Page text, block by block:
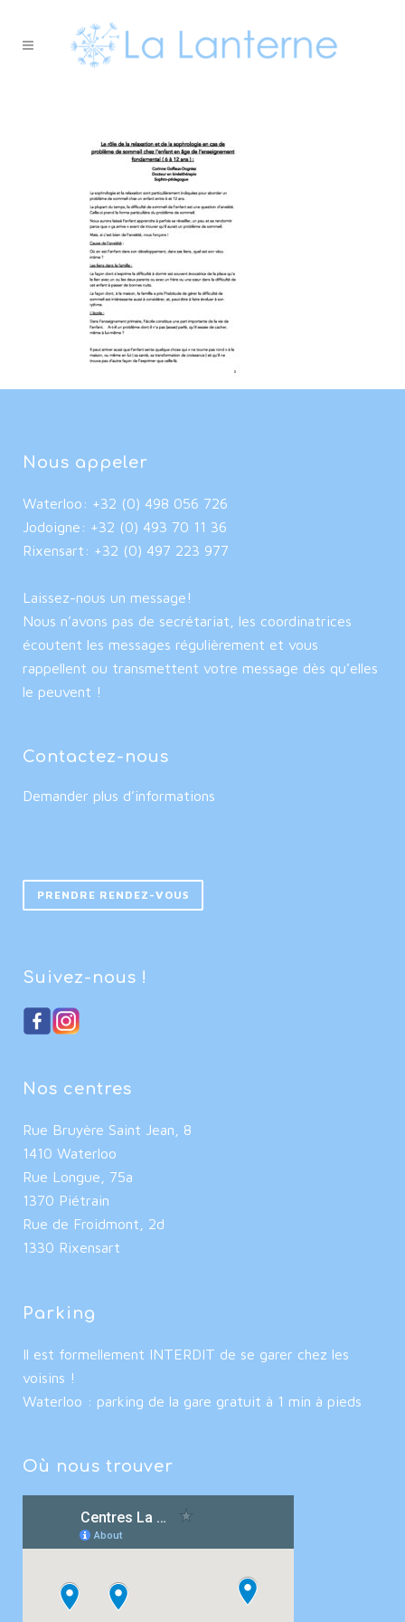
Nous appeler
Waterloo: +32 (0) 498 056 726
Jodoigne: +32 (0) 493 70 11 36
Rixensart: +32 (0) 497 223 977
Laissez-nous un message!
Nous n’avons pas de secrétariat, les coordinatrices
écoutent les messages régulièrement et vous
rappellent ou transmettent votre message dès qu’elles
le peuvent !
Contactez-nous
Demander plus d’informations
PRENDRE RENDEZ-VOUS
Suivez-nous !
Nos centres
Rue Bruyère Saint Jean, 8
1410 Waterloo
Rue Longue, 75a
1370 Piétrain
Rue de Froidmont, 2d
1330 Rixensart
Parking
Il est formellement INTERDIT de se garer chez les
voisins !
Waterloo : parking de la gare gratuit à 1 min à pieds
Où nous trouver